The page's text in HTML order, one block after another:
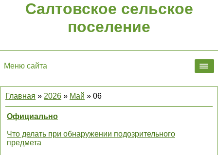
Салтовское сельское
поселение
Меню сайта
Главная » 2026 » Май » 06
Официально
Что делать при обнаружении подозрительного
предмета